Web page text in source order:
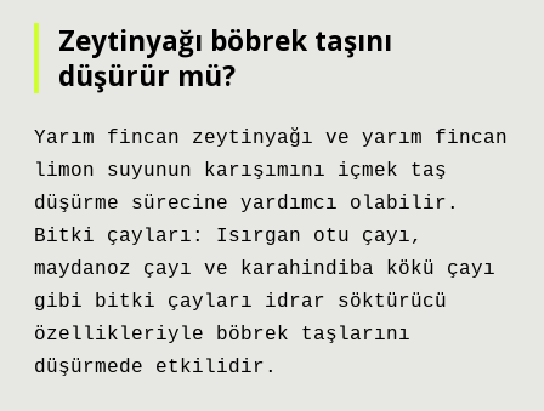
Zeytinyağı böbrek taşını
düşürür mü?
Yarım fincan zeytinyağı ve yarım fincan
limon suyunun karışımını içmek taş
düşürme sürecine yardımcı olabilir.
Bitki çayları: Isırgan otu çayı,
maydanoz çayı ve karahindiba kökü çayı
gibi bitki çayları idrar söktürücü
özellikleriyle böbrek taşlarını
düşürmede etkilidir.